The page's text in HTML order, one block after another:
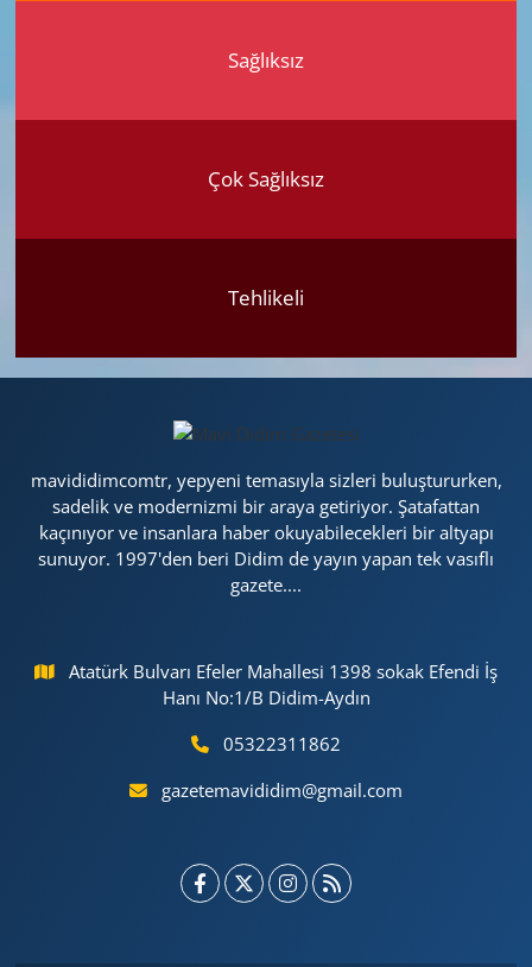
Sağlıksız
Çok Sağlıksız
Tehlikeli
mavididimcomtr, yepyeni temasıyla sizleri buluştururken,
sadelik ve modernizmi bir araya getiriyor. Şatafattan
kaçınıyor ve insanlara haber okuyabilecekleri bir altyapı
sunuyor. 1997'den beri Didim de yayın yapan tek vasıflı
gazete....
Atatürk Bulvarı Efeler Mahallesi 1398 sokak Efendi İş
Hanı No:1/B Didim-Aydın
05322311862
gazetemavididim@gmail.com